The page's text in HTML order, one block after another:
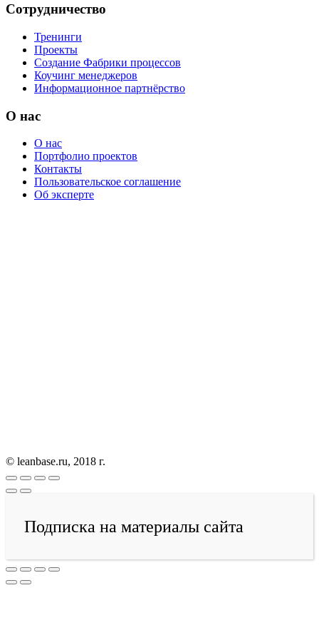
Сотрудничество
Тренинги
Проекты
Создание Фабрики процессов
Коучинг менеджеров
Информационное партнёрство
О нас
О нас
Портфолио проектов
Контакты
Пользовательское соглашение
Об эксперте
© leanbase.ru, 2018 г.
Подписка на материалы сайта